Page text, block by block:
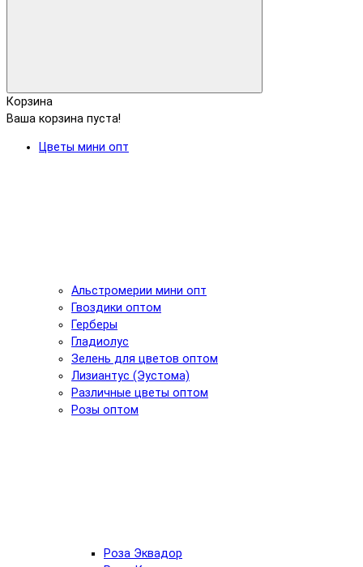
Корзина
Ваша корзина пуста!
Цветы мини опт
Альстромерии мини опт
Гвоздики оптом
Герберы
Гладиолус
Зелень для цветов оптом
Лизиантус (Эустома)
Различные цветы оптом
Розы оптом
Роза Эквадор